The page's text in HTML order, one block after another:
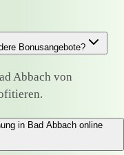
Bonusangebote?
Abbach von
in Bad Abbach online